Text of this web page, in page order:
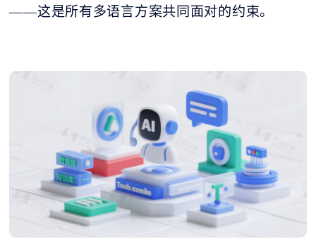
——这是所有多语言方案共同面对的约束。